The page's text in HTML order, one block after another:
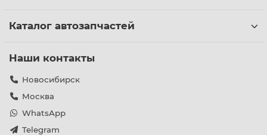
Каталог автозапчастей
Наши контакты
Новосибирск
Москва
WhatsApp
Telegram